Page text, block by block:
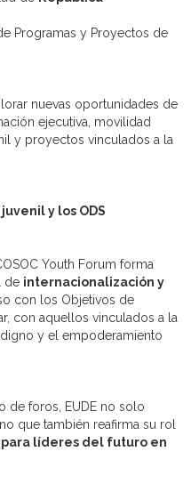
Programas y Proyectos de
nuevas oportunidades de
ejecutiva, movilidad
y proyectos vinculados a la
y los ODS
Youth Forum forma
de internacionalización y
con los Objetivos de
con aquellos vinculados a la
y el empoderamiento
de foros, EUDE no solo
que también reafirma su rol
líderes del futuro en